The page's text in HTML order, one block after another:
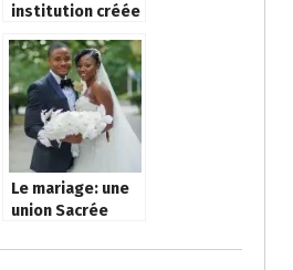
institution créée
Le mariage: une
union Sacrée